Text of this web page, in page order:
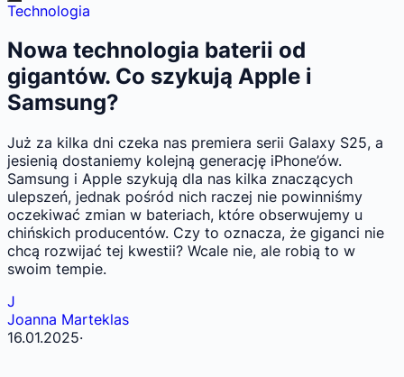
Technologia
Nowa technologia baterii od
gigantów. Co szykują Apple i
Samsung?
Już za kilka dni czeka nas premiera serii Galaxy S25, a
jesienią dostaniemy kolejną generację iPhone’ów.
Samsung i Apple szykują dla nas kilka znaczących
ulepszeń, jednak pośród nich raczej nie powinniśmy
oczekiwać zmian w bateriach, które obserwujemy u
chińskich producentów. Czy to oznacza, że giganci nie
chcą rozwijać tej kwestii? Wcale nie, ale robią to w
swoim tempie.
J
Joanna Marteklas
16.01.2025·